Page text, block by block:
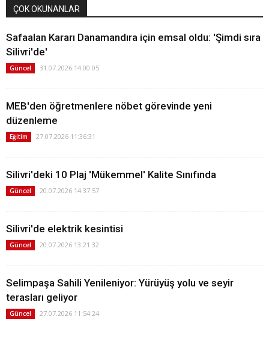
ÇOK OKUNANLAR
Safaalan Kararı Danamandıra için emsal oldu: 'Şimdi sıra
Silivri'de'
Güncel 31.07.2026 14:00:05
MEB'den öğretmenlere nöbet görevinde yeni
düzenleme
Eğitim 27.07.2026 11:36:31
Silivri'deki 10 Plaj 'Mükemmel' Kalite Sınıfında
Güncel 20.07.2026 14:37:57
Silivri'de elektrik kesintisi
Güncel 20.07.2026 13:21:32
Selimpaşa Sahili Yenileniyor: Yürüyüş yolu ve seyir
terasları geliyor
Güncel 27.07.2026 11:54:24